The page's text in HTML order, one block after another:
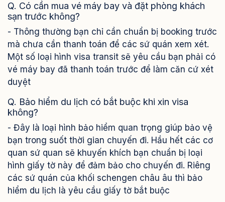
Q. Có cần mua vé máy bay và đặt phòng khách
sạn trước không?
- Thông thường bạn chỉ cần chuẩn bị booking trước
mà chưa cần thanh toán để các sứ quán xem xét.
Một số loại hình visa transit sẽ yêu cầu bạn phải có
vé máy bay đã thanh toán trước để làm căn cứ xét
duyệt
Q. Bảo hiểm du lịch có bắt buộc khi xin visa
không?
- Đây là loại hình bảo hiểm quan trọng giúp bảo vệ
bạn trong suốt thời gian chuyến đi. Hầu hết các cơ
quan sứ quan sẽ khuyến khích bạn chuẩn bị loại
hình giấy tờ này để đảm bảo cho chuyến đi. Riêng
các sứ quán của khối schengen châu âu thì bảo
hiểm du lịch là yêu cầu giấy tờ bắt buộc